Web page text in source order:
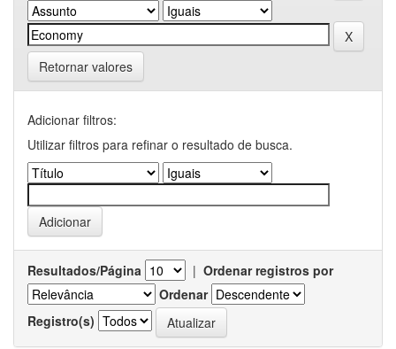
Retornar valores
Adicionar filtros:
Utilizar filtros para refinar o resultado de busca.
Resultados/Página | Ordenar registros por
Ordenar
Registro(s)